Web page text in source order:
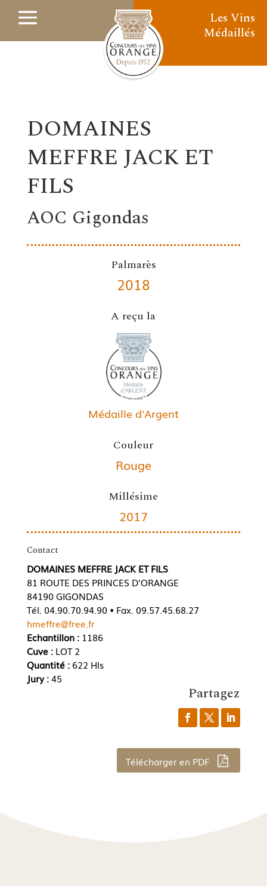
Les Vins
Médaillés
DOMAINES
MEFFRE JACK ET
FILS
AOC Gigondas
Palmarès
2018
A reçu la
Médaille d'Argent
Couleur
Rouge
Millésime
2017
Contact
DOMAINES MEFFRE JACK ET FILS
81 ROUTE DES PRINCES D'ORANGE
84190 GIGONDAS
Tél. 04.90.70.94.90 • Fax. 09.57.45.68.27
hmeffre@free.fr
Echantillon :1186
Cuve : LOT 2
Quantité : 622 Hls
Jury :45
Partagez
Télécharger en PDF